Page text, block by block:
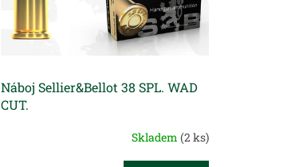
Náboj Sellier&Bellot 38 SPL. WAD
CUT.
Skladem (2 ks)